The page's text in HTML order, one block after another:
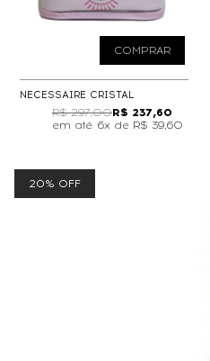
COMPRAR
NECESSAIRE CRISTAL
R$ 297,00R$ 237,60
6x de R$ 39,60
20% OFF